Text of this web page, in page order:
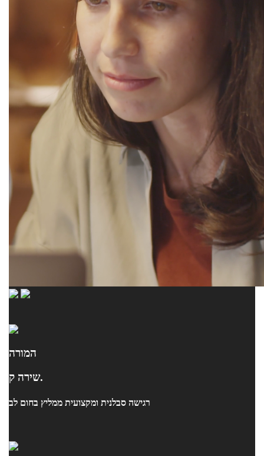
המורה
שירה ק.
רגישה סבלנית ומקצועית ממליץ בחום לב